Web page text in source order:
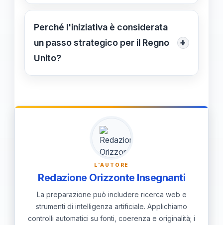
di Meta.
Le tecnologie principali includono
modelli open source come Llama di
Meta, utilizzati per testo, immagini,
video e audio, garantendo autonomia
Perché l'iniziativa è considerata
un passo strategico per il Regno
Unito?
+
Perché rafforza la posizione del
nell’innovazione digitale e mantiene il
controllo sulle infrastrutture critiche e
L'AUTORE
Redazione Orizzonte Insegnanti
La preparazione può includere ricerca web e
strumenti di intelligenza artificiale. Applichiamo
controlli automatici su fonti, coerenza e originalità; i